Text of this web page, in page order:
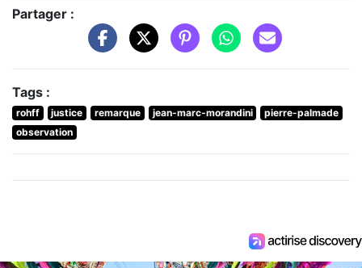
Partager :
Tags :
rohff justice remarque jean-marc-morandini
pierre-palmade
observation